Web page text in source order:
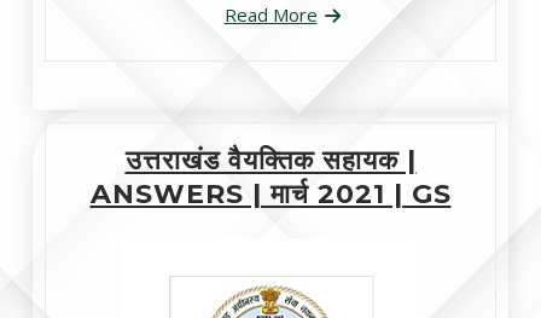
Read More
उत्तराखंड वैयक्तिक सहायक |
ANSWERS | मार्च 2021 | GS